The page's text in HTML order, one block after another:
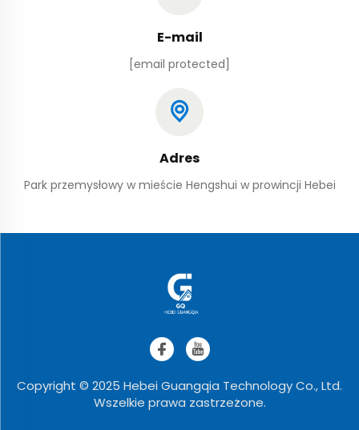
E-mail
[email protected]
Adres
Park przemysłowy w mieście Hengshui w prowincji Hebei
Copyright © 2025 Hebei Guangqia Technology Co., Ltd.
Wszelkie prawa zastrzeżone.